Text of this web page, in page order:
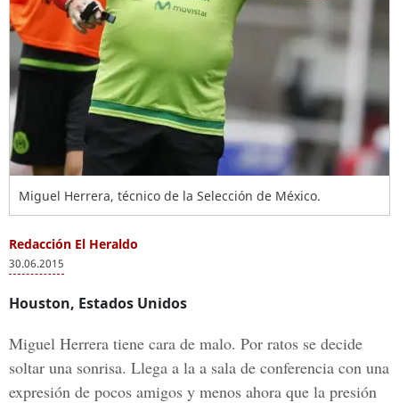
Miguel Herrera, técnico de la Selección de México.
Redacción El Heraldo
30.06.2015
Houston, Estados Unidos
Miguel Herrera tiene cara de malo. Por ratos se decide
soltar una sonrisa. Llega a la a sala de conferencia con una
expresión de pocos amigos y menos ahora que la presión